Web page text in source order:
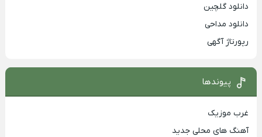
دانلود گلچین
دانلود مداحی
رپورتاژ آگهی
پیوندها
غرب موزیک
آهنگ های محلی جدید